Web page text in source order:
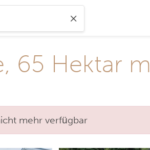
65 Hektar
mehr verfügbar